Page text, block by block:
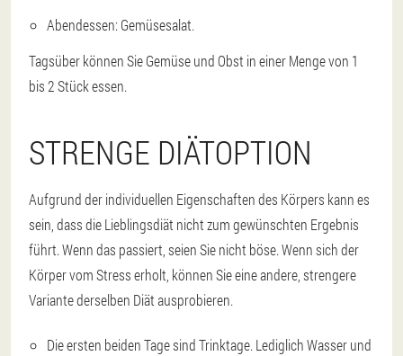
Abendessen: Gemüsesalat.
Tagsüber können Sie Gemüse und Obst in einer Menge von 1
bis 2 Stück essen.
STRENGE DIÄTOPTION
Aufgrund der individuellen Eigenschaften des Körpers kann es
sein, dass die Lieblingsdiät nicht zum gewünschten Ergebnis
führt. Wenn das passiert, seien Sie nicht böse. Wenn sich der
Körper vom Stress erholt, können Sie eine andere, strengere
Variante derselben Diät ausprobieren.
Die ersten beiden Tage sind Trinktage. Lediglich Wasser und